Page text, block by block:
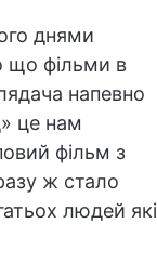
днями
що фільми в
напевно
це нам
фільм з
ж стало
людей які